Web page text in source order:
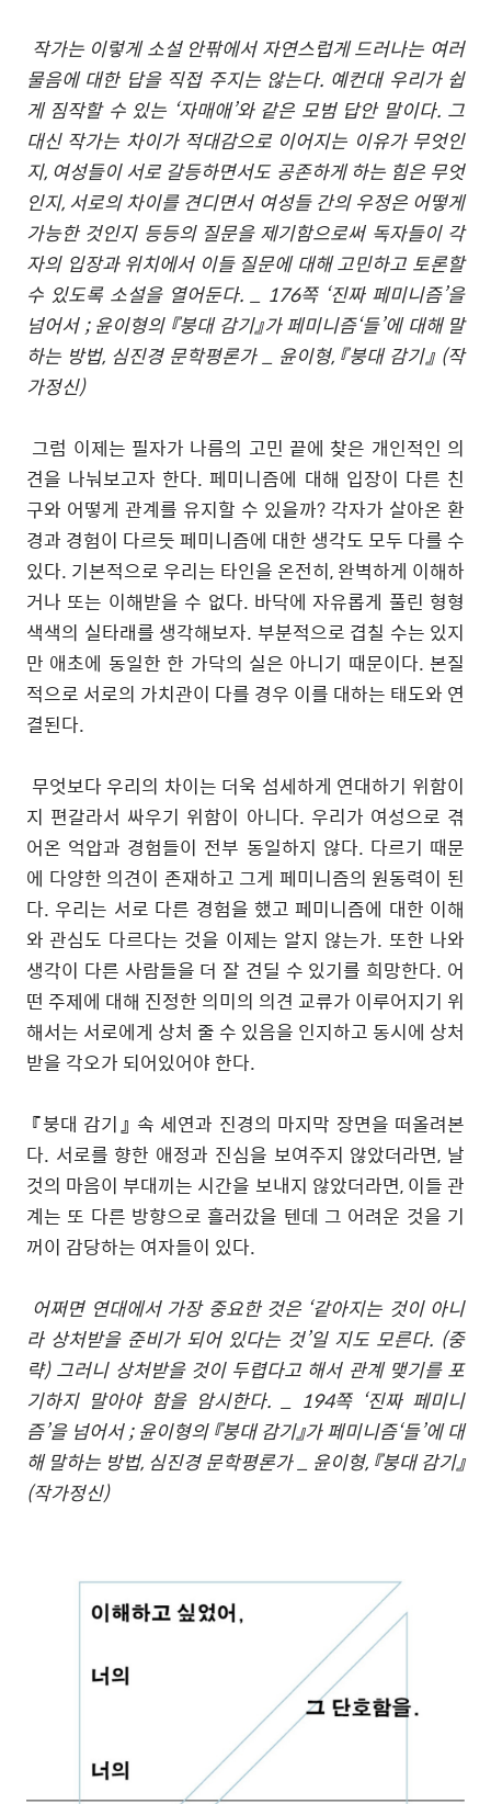
작가는 이렇게 소설 안팎에서 자연스럽게 드러나는 여러
물음에 대한 답을 직접 주지는 않는다. 예컨대 우리가 쉽
게 짐작할 수 있는 ‘자매애’와 같은 모범 답안 말이다. 그
대신 작가는 차이가 적대감으로 이어지는 이유가 무엇인
지, 여성들이 서로 갈등하면서도 공존하게 하는 힘은 무엇
인지, 서로의 차이를 견디면서 여성들 간의 우정은 어떻게
가능한 것인지 등등의 질문을 제기함으로써 독자들이 각
자의 입장과 위치에서 이들 질문에 대해 고민하고 토론할
수 있도록 소설을 열어둔다. _ 176쪽 ‘진짜 페미니즘’을
넘어서 ; 윤이형의 『붕대 감기』가 페미니즘‘들’에 대해 말
하는 방법, 심진경 문학평론가 _ 윤이형, 『붕대 감기』 (작
가정신)
그럼 이제는 필자가 나름의 고민 끝에 찾은 개인적인 의
견을 나눠보고자 한다. 페미니즘에 대해 입장이 다른 친
구와 어떻게 관계를 유지할 수 있을까? 각자가 살아온 환
경과 경험이 다르듯 페미니즘에 대한 생각도 모두 다를 수
있다. 기본적으로 우리는 타인을 온전히, 완벽하게 이해하
거나 또는 이해받을 수 없다. 바닥에 자유롭게 풀린 형형
색색의 실타래를 생각해보자. 부분적으로 겹칠 수는 있지
만 애초에 동일한 한 가닥의 실은 아니기 때문이다. 본질
적으로 서로의 가치관이 다를 경우 이를 대하는 태도와 연
결된다.
무엇보다 우리의 차이는 더욱 섬세하게 연대하기 위함이
지 편갈라서 싸우기 위함이 아니다. 우리가 여성으로 겪
어온 억압과 경험들이 전부 동일하지 않다. 다르기 때문
에 다양한 의견이 존재하고 그게 페미니즘의 원동력이 된
다. 우리는 서로 다른 경험을 했고 페미니즘에 대한 이해
와 관심도 다르다는 것을 이제는 알지 않는가. 또한 나와
생각이 다른 사람들을 더 잘 견딜 수 있기를 희망한다. 어
떤 주제에 대해 진정한 의미의 의견 교류가 이루어지기 위
해서는 서로에게 상처 줄 수 있음을 인지하고 동시에 상처
받을 각오가 되어있어야 한다.
『붕대 감기』 속 세연과 진경의 마지막 장면을 떠올려본
다. 서로를 향한 애정과 진심을 보여주지 않았더라면, 날
것의 마음이 부대끼는 시간을 보내지 않았더라면, 이들 관
계는 또 다른 방향으로 흘러갔을 텐데 그 어려운 것을 기
꺼이 감당하는 여자들이 있다.
어쩌면 연대에서 가장 중요한 것은 ‘같아지는 것이 아니
라 상처받을 준비가 되어 있다는 것’일 지도 모른다. (중
략) 그러니 상처받을 것이 두렵다고 해서 관계 맺기를 포
기하지 말아야 함을 암시한다. _ 194쪽 ‘진짜 페미니
즘’을 넘어서 ; 윤이형의 『붕대 감기』가 페미니즘‘들’에 대
해 말하는 방법, 심진경 문학평론가 _ 윤이형, 『붕대 감기』
(작가정신)